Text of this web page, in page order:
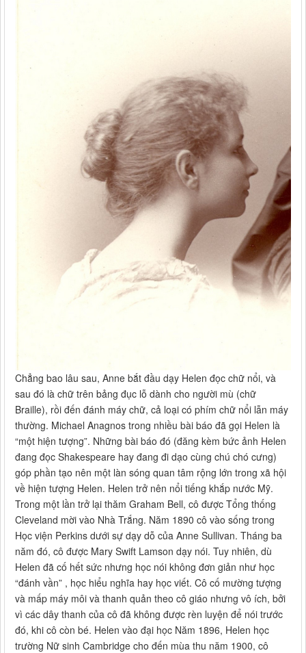
Chẳng bao lâu sau, Anne bắt đầu dạy Helen đọc chữ nổi, và
sau đó là chữ trên bảng đục lỗ dành cho người mù (chữ
Braille), rồi đến đánh máy chữ, cả loại có phím chữ nổi lẫn máy
thường. Michael Anagnos trong nhiều bài báo đã gọi Helen là
“một hiện tượng”. Những bài báo đó (đăng kèm bức ảnh Helen
đang đọc Shakespeare hay đang đi dạo cùng chú chó cưng)
góp phần tạo nên một làn sóng quan tâm rộng lớn trong xã hội
về hiện tượng Helen. Helen trở nên nổi tiếng khắp nước Mỹ.
Trong một lần trở lại thăm Graham Bell, cô được Tổng thống
Cleveland mời vào Nhà Trắng. Năm 1890 cô vào sống trong
Học viện Perkins dưới sự dạy dỗ của Anne Sullivan. Tháng ba
năm đó, cô được Mary Swift Lamson dạy nói. Tuy nhiên, dù
Helen đã cố hết sức nhưng học nói không đơn giản như học
“đánh vần” , học hiểu nghĩa hay học viết. Cô cố mường tượng
và mấp máy môi và thanh quản theo cô giáo nhưng vô ích, bởi
vì các dây thanh của cô đã không được rèn luyện để nói trước
đó, khi cô còn bé. Helen vào đại học Năm 1896, Helen học
trường Nữ sinh Cambridge cho đến mùa thu năm 1900, cô